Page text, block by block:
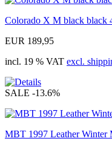
Colorado X M black black
EUR 189,95
incl. 19 % VAT excl.
SALE -13.6%
MBT 1997 Leather Winter